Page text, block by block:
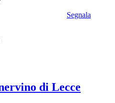
Segnala
di Lecce